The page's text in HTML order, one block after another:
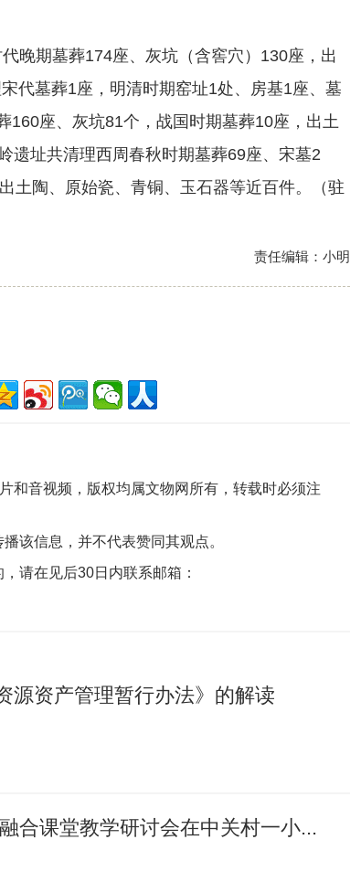
期墓葬174座、灰坑（含窖穴）130座，出
代墓葬1座，明清时期窑址1处、房基1座、墓
160座、灰坑81个，战国时期墓葬10座，出土
遗址共清理西周春秋时期墓葬69座、宋墓2
土陶、原始瓷、青铜、玉石器等近百件。（驻
责任编辑：小明
和音视频，版权均属文物网所有，转载时必须注
该信息，并不代表赞同其观点。
请在见后30日内联系邮箱：
源资产管理暂行办法》的解读
融合课堂教学研讨会在中关村一小...